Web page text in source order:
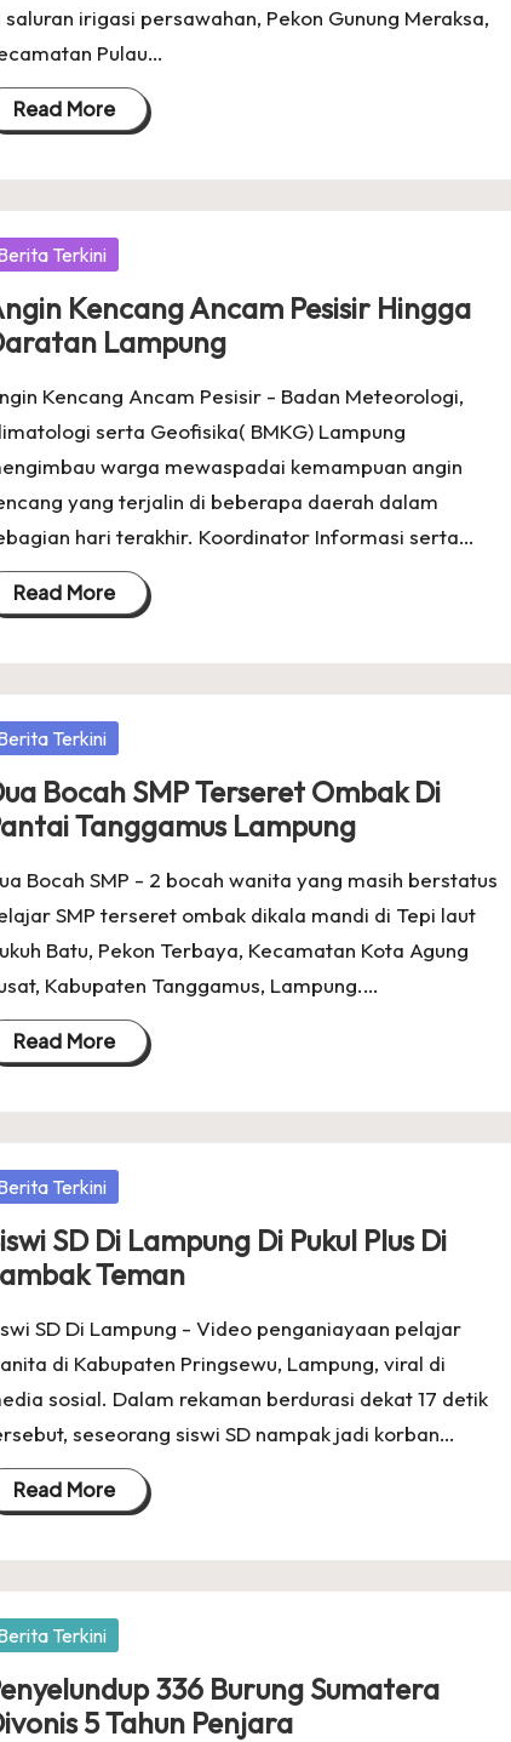
saluran irigasi persawahan, Pekon Gunung Meraksa,
Pulau…
Read More
Terkini
Kencang Ancam Pesisir Hingga
Lampung
Kencang Ancam Pesisir - Badan Meteorologi,
serta Geofisika( BMKG) Lampung
warga mewaspadai kemampuan angin
yang terjalin di beberapa daerah dalam
hari terakhir. Koordinator Informasi serta…
Read More
Terkini
Bocah SMP Terseret Ombak Di
Tanggamus Lampung
Bocah SMP - 2 bocah wanita yang masih berstatus
SMP terseret ombak dikala mandi di Tepi laut
Batu, Pekon Terbaya, Kecamatan Kota Agung
Kabupaten Tanggamus, Lampung.…
Read More
Terkini
SD Di Lampung Di Pukul Plus Di
Teman
SD Di Lampung - Video penganiayaan pelajar
di Kabupaten Pringsewu, Lampung, viral di
sosial. Dalam rekaman berdurasi dekat 17 detik
seseorang siswi SD nampak jadi korban…
Read More
Terkini
336 Burung Sumatera
5 Tahun Penjara